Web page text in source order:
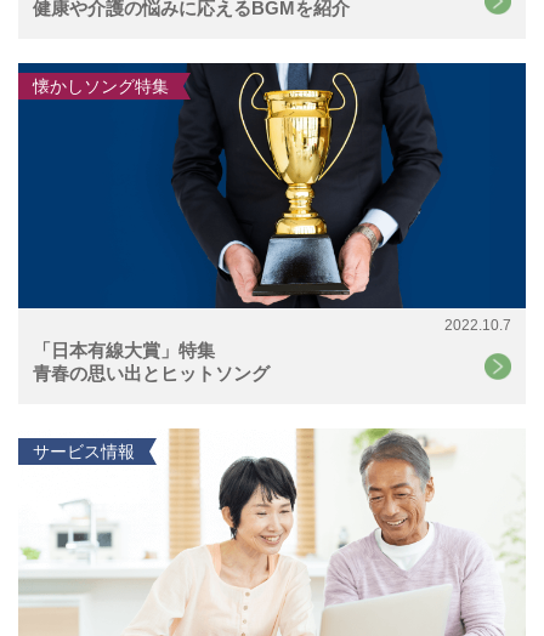
健康や介護の悩みに応えるBGMを紹介
2022.10.7
「日本有線大賞」特集
青春の思い出とヒットソング
懐かしソング特集
サービス情報